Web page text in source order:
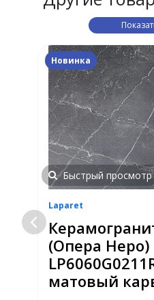
Новинка
Быстрый просмотр
Laparet
(Опера Неро)
матовый